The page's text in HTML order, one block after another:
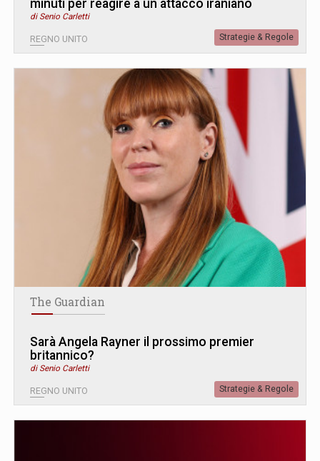
minuti per reagire a un attacco iraniano
di Senio Carletti
REGNO UNITO Strategie & Regole
The Guardian
Sarà Angela Rayner il prossimo premier
britannico?
di Senio Carletti
REGNO UNITO Strategie & Regole